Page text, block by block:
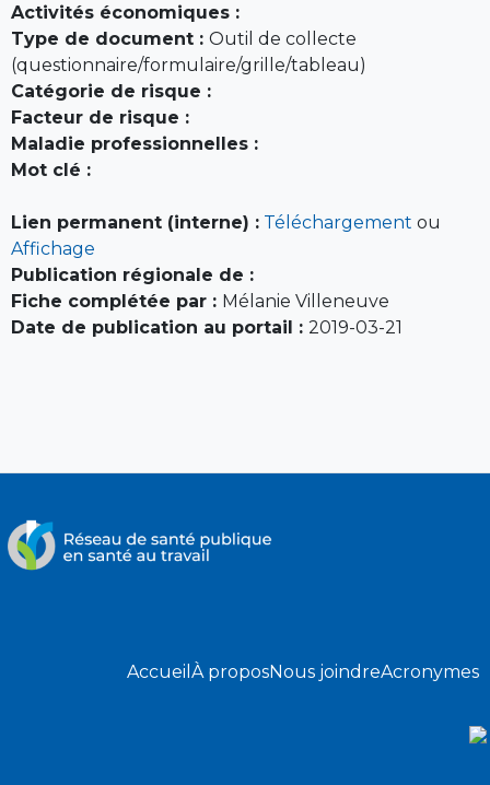
Activités économiques :
Type de document : Outil de collecte
(questionnaire/formulaire/grille/tableau)
Catégorie de risque :
Facteur de risque :
Maladie professionnelles :
Mot clé :
Lien permanent (interne) : Téléchargement ou
Affichage
Publication régionale de :
Fiche complétée par : Mélanie Villeneuve
Date de publication au portail : 2019-03-21
Accueil À proposNous joindreAcronymes